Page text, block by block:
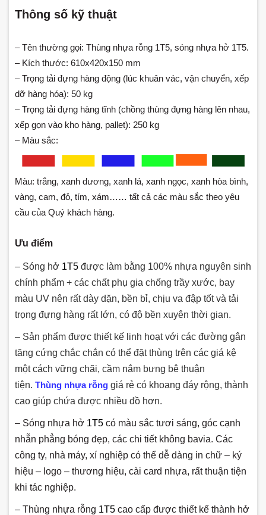
Thông số kỹ thuật
– Tên thường gọi: Thùng nhựa rỗng 1T5, sóng nhựa hở 1T5.
–Kích thước: 610x420x150 mm
– Trọng tải đựng hàng động (lúc khuân vác, vận chuyển, xếp
dỡ hàng hóa): 50 kg
– Trọng tải đựng hàng tĩnh (chồng thùng đựng hàng lên nhau,
xếp gọn vào kho hàng, pallet): 250 kg
– Màu sắc:
Màu: trắng, xanh dương, xanh lá, xanh ngọc, xanh hòa bình,
vàng, cam, đỏ, tím, xám…… tất cả các màu sắc theo yêu
cầu của Quý khách hàng.
Ưu điểm
– Sóng hở 1T5 được làm bằng 100% nhựa nguyên sinh
chính phẩm + các chất phụ gia chống trầy xước, bay
màu UV nên rất dày dặn, bền bỉ, chịu va đập tốt và tải
trọng đựng hàng rất lớn, có độ bền xuyên thời gian.
– Sản phẩm được thiết kế linh hoạt với các đường gân
tăng cứng chắc chắn có thể đặt thùng trên các giá kệ
một cách vững chãi, cầm nắm bưng bê thuận
tiện. Thùng nhựa rỗng giá rẻ có khoang đáy rộng, thành
cao giúp chứa được nhiều đồ hơn.
– Sóng nhựa hở 1T5 có màu sắc tươi sáng, góc cạnh
nhẵn phẳng bóng đẹp, các chi tiết không bavia. Các
công ty, nhà máy, xí nghiệp có thể dễ dàng in chữ – ký
hiệu – logo – thương hiệu, cài card nhựa, rất thuận tiện
khi tác nghiệp.
– Thùng nhựa rỗng 1T5 cao cấp được thiết kế thành hở